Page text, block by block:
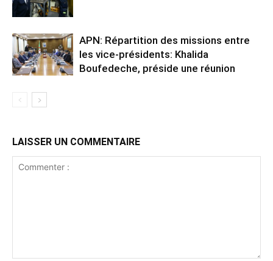
APN: Répartition des missions entre
les vice-présidents: Khalida
Boufedeche, préside une réunion
LAISSER UN COMMENTAIRE